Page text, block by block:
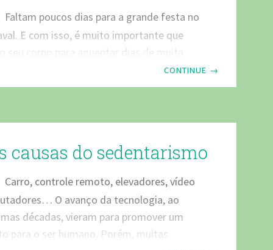
Faltam poucos dias para a grande festa no
E com isso, é muito importante que
o seu corpo para aguentar dias de muita
alcoólicas e poucas noites de sono. Mais
Carnaval? Saiba como! O interessante para
com boa fonte de vitamina C,
pode preparar o seu fígado, consumindo
CONTINUE →
causas do sedentarismo
Carro, controle remoto, elevadores, vídeo
O avanço da tecnologia, ao
décadas, vieram para promover um
para o ser humano. Porém, muitas